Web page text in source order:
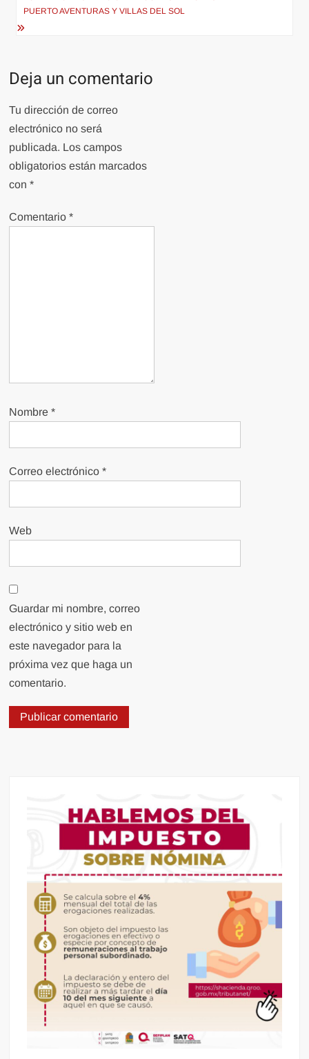
PUERTO AVENTURAS Y VILLAS DEL SOL
Deja un comentario
Tu dirección de correo
electrónico no será
publicada. Los campos
obligatorios están marcados
con*
Comentario*
Nombre*
Correo electrónico*
Web
Guardar mi nombre, correo
electrónico y sitio web en
este navegador para la
próxima vez que haga un
comentario.